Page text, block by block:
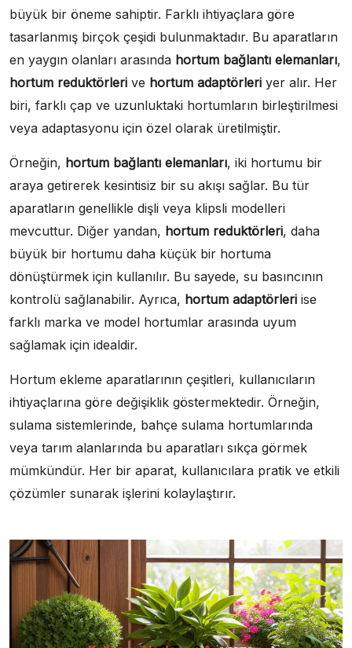
büyük bir öneme sahiptir. Farklı ihtiyaçlara göre
tasarlanmış birçok çeşidi bulunmaktadır. Bu aparatların
en yaygın olanları arasında hortum bağlantı elemanları,
hortum reduktörleri ve hortum adaptörleri yer alır. Her
biri, farklı çap ve uzunluktaki hortumların birleştirilmesi
veya adaptasyonu için özel olarak üretilmiştir.
Örneğin, hortum bağlantı elemanları, iki hortumu bir
araya getirerek kesintisiz bir su akışı sağlar. Bu tür
aparatların genellikle dişli veya klipsli modelleri
mevcuttur. Diğer yandan, hortum reduktörleri, daha
büyük bir hortumu daha küçük bir hortuma
dönüştürmek için kullanılır. Bu sayede, su basıncının
kontrolü sağlanabilir. Ayrıca, hortum adaptörleri ise
farklı marka ve model hortumlar arasında uyum
sağlamak için idealdir.
Hortum ekleme aparatlarının çeşitleri, kullanıcıların
ihtiyaçlarına göre değişiklik göstermektedir. Örneğin,
sulama sistemlerinde, bahçe sulama hortumlarında
veya tarım alanlarında bu aparatları sıkça görmek
mümkündür. Her bir aparat, kullanıcılara pratik ve etkili
çözümler sunarak işlerini kolaylaştırır.